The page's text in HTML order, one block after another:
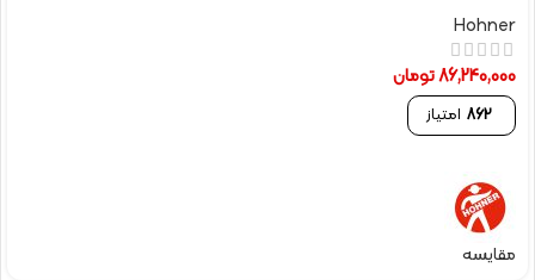
Hohner
86,240,000تومان
862 امتیاز
مقایسه